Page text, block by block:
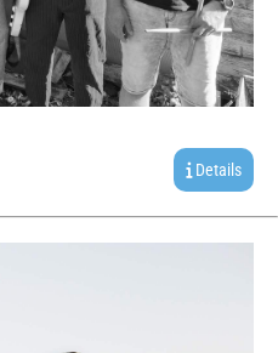
Details